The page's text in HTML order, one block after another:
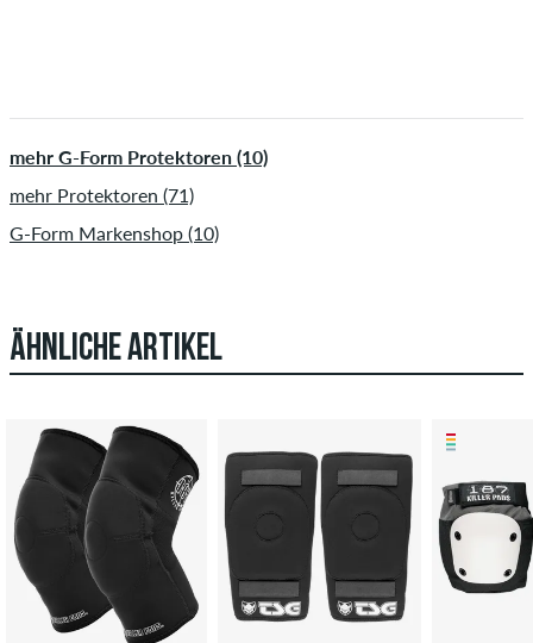
mehr G-Form Protektoren (10)
mehr Protektoren (71)
G-Form Markenshop (10)
ÄHNLICHE ARTIKEL